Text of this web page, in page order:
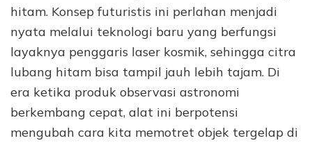
hitam. Konsep futuristis ini perlahan menjadi
nyata melalui teknologi baru yang berfungsi
layaknya penggaris laser kosmik, sehingga citra
lubang hitam bisa tampil jauh lebih tajam. Di
era ketika produk observasi astronomi
berkembang cepat, alat ini berpotensi
mengubah cara kita memotret objek tergelap di